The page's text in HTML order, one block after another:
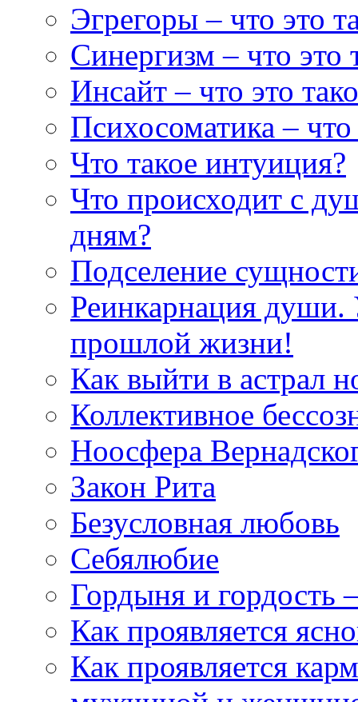
Эгрегоры – что это
Синергизм – что это
Инсайт – что это
Психосоматика – что
Что такое интуиция?
Что происходит с
дням?
Подселение
Реинкарнация
прошлой жизни!
Как выйти в астрал
Коллективное
Ноосфера
Закон Рита
Безусловная любовь
Себялюбие
Гордыня и гордость
Как проявляется
Как проявляется